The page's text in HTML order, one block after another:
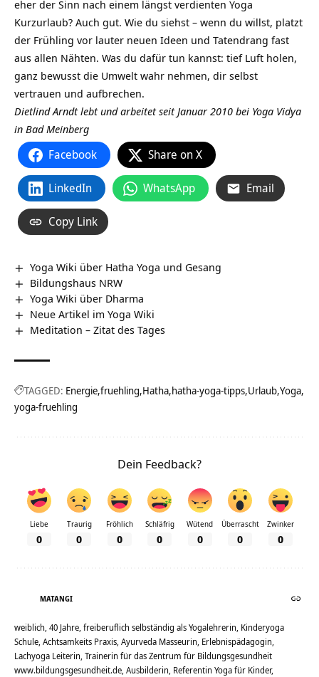
eher der Sinn nach einem längst verdienten Yoga
Kurzurlaub? Auch gut. Wie du siehst – wenn du willst, platzt
der Frühling vor lauter neuen Ideen und Tatendrang fast
aus allen Nähten. Was du dafür tun kannst: tief Luft holen,
ganz bewusst die Umwelt wahr nehmen, dir selbst
vertrauen und aufbrechen.
Dietlind Arndt lebt und arbeitet seit Januar 2010 bei Yoga Vidya
in Bad Meinberg
Facebook Share on X
LinkedIn WhatsApp Email
Copy Link
Yoga Wiki über Hatha Yoga und Gesang
Bildungshaus NRW
Yoga Wiki über Dharma
Neue Artikel im Yoga Wiki
Meditation – Zitat des Tages
TAGGED: Energie fruehling Hatha hatha-yoga-tipps Urlaub Yoga
yoga-fruehling
Dein Feedback?
Liebe
0
Traurig
0
Fröhlich
0
Schläfrig
0
Wütend
0
Überrascht
0
Zwinker
0
MATANGI
weiblich, 40 Jahre, freiberuflich selbständig als Yogalehrerin, Kinderyoga
Schule, Achtsamkeits Praxis, Ayurveda Masseurin, Erlebnispädagogin,
Lachyoga Leiterin, Trainerin für das Zentrum für Bildungsgesundheit
www.bildungsgesundheit.de, Ausbilderin, Referentin Yoga für Kinder,